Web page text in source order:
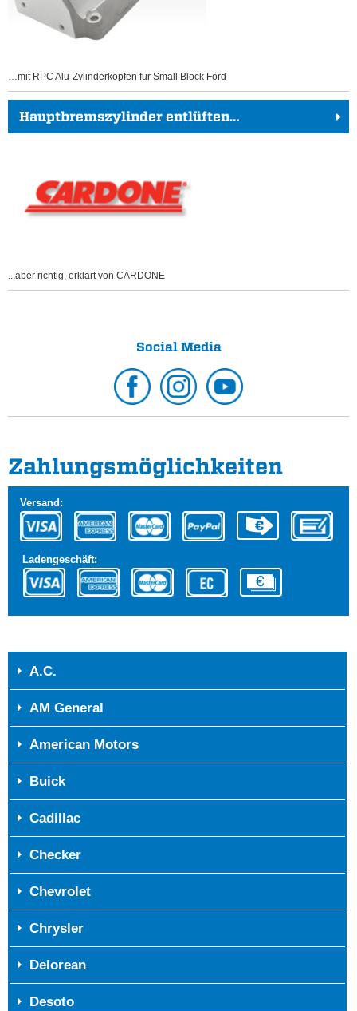
…mit RPC Alu-Zylinderköpfen für Small Block Ford
Hauptbremszylinder entlüften…
...aber richtig, erklärt von CARDONE
Social Media
Zahlungs­möglichkeiten
Versand:
Ladengeschäft:
A.C.
AM General
American Motors
Buick
Cadillac
Checker
Chevrolet
Chrysler
Delorean
Desoto